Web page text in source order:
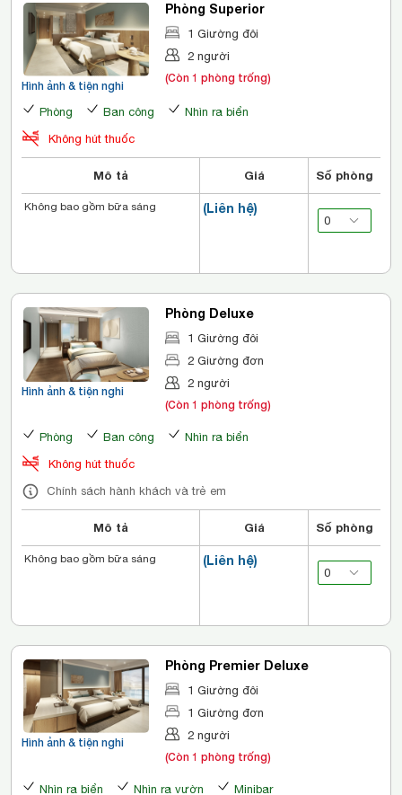
Hình ảnh & tiện nghi
Phòng Superior
1 Giường đôi
2 người
(Còn 1 phòng trống)
Phòng Ban công
Nhìn ra biển
Không hút thuốc
Mô tả Giá Số phòng
(Liên hệ)
Không bao gồm bữa sáng
Hình ảnh & tiện nghi
Phòng Deluxe
1 Giường đôi
2 Giường đơn
2 người
(Còn 1 phòng trống)
Phòng Ban công
Nhìn ra biển
Không hút thuốc
Chính sách hành khách và trẻ em
Mô tả Giá Số phòng
(Liên hệ)
Không bao gồm bữa sáng
Hình ảnh & tiện nghi
Phòng Premier Deluxe
1 Giường đôi
1 Giường đơn
2 người
(Còn 1 phòng trống)
Nhìn ra biển Nhìn ra vườn Minibar